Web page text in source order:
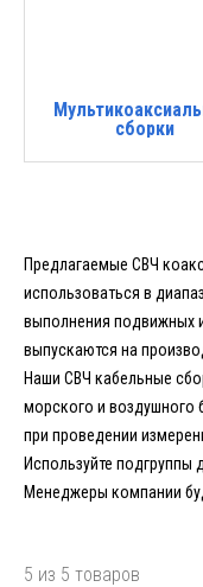
сборки
Предлагаемые СВЧ
использоваться в
выполнения подвижных
выпускаются на
Наши СВЧ кабельные
морского и воздушного
при проведении
Используйте подгруппы
Менеджеры компании
5 из 5 товаров